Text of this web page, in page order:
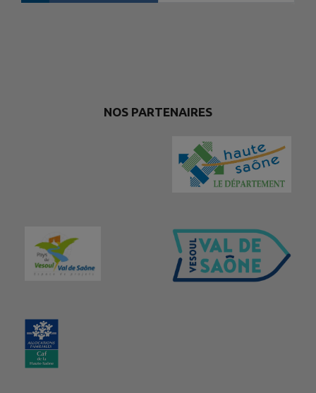
NOS PARTENAIRES